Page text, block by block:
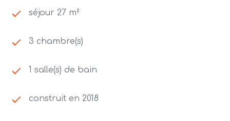
séjour 27 m²
3 chambre(s)
1 salle(s) de bain
construit en 2018